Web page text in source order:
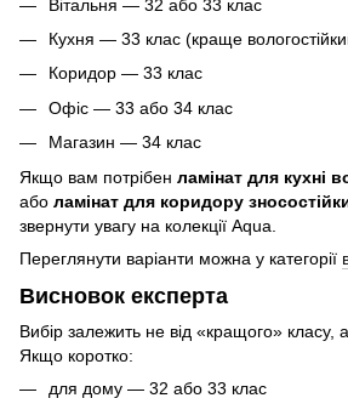
Вітальня — 32 або 33 клас
Кухня — 33 клас (краще
Коридор — 33 клас
Офіс — 33 або 34 клас
Магазин — 34 клас
Якщо вам потрібен ламінат для кухні
або ламінат для коридору
звернути увагу на колекції Aqua.
Переглянути варіанти можна у категорії
Висновок експерта
Вибір залежить не від «кращого» класу,
Якщо коротко:
для дому — 32 або 33 клас